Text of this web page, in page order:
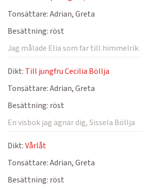
Tonsättare:Adrian, Greta
Besättning: röst
Jag målade Elia som far till himmelrik
Dikt: Till jungfru Cecilia Böllja
Tonsättare:Adrian, Greta
Besättning: röst
En visbok jag ägnar dig, Sissela Böllja
Dikt:Vårlåt
Tonsättare:Adrian, Greta
Besättning: röst